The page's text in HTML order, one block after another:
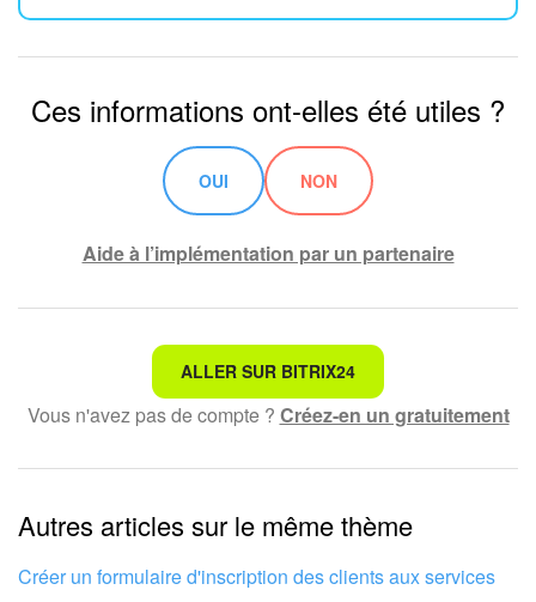
Ces informations ont-elles été utiles ?
OUI NON
Aide à l’implémentation par un partenaire
Ce n'est pas ce que je recherche
Texte compliqué et incompréhensible
Les informations sont obsolètes
Trop court, j'ai besoin de plus d'informations
Je n'aime pas comment cet outil fonctionne
ALLER SUR BITRIX24
Vous n'avez pas de compte ? Créez-en un gratuitement
Autres articles sur le même thème
Créer un formulaire d'inscription des clients aux services